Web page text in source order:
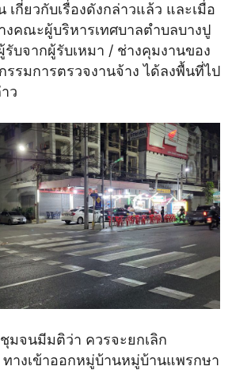
เกี่ยวกับเรื่องดังกล่าวแล้ว และเมื่อ
งคณะผู้บริหารเทศบาลตำบลบางปู
บจากผู้รับเหมา / ช่างคุมงานของ
รมการตรวจงานจ้าง ได้ลงพื้นที่ไป
ว
มจนมีมติว่า ควรจะยกเลิก
างเข้าออกหมู่บ้านหมู่บ้านแพรกษา